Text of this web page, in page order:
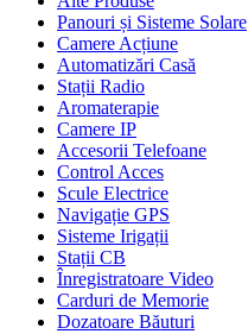
Panouri și Sisteme Solare
Camere Acțiune
Automatizări Casă
Stații Radio
Aromaterapie
Camere IP
Accesorii Telefoane
Control Acces
Scule Electrice
Navigație GPS
Sisteme Irigații
Stații CB
Înregistratoare Video
Carduri de Memorie
Dozatoare Băuturi